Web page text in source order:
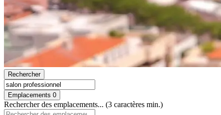
Rechercher
Emplacements 0
Rechercher des emplacements... (3 caractères min.)